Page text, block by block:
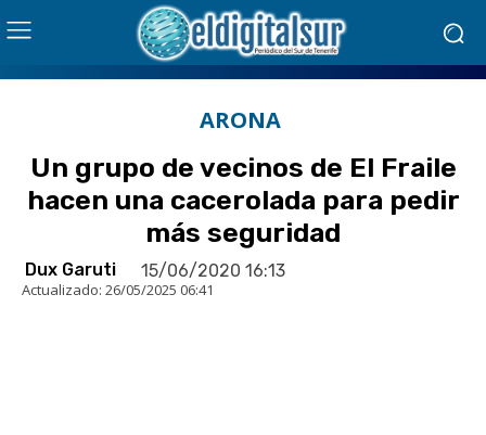
ARONA
Un grupo de vecinos de El Fraile
hacen una cacerolada para pedir
más seguridad
Dux Garuti 15/06/2020 16:13
Actualizado: 26/05/2025 06:41